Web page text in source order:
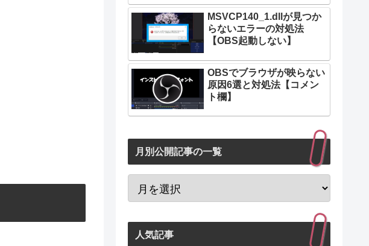
MSVCP140_1.dllが見つか
らないエラーの対処法
【OBS起動しない】
OBSでブラウザが映らない
原因6選と対処法【コメン
ト欄】
月別公開記事の一覧
人気記事